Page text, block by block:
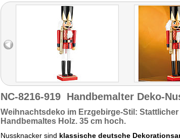
NC-8216-919 Handbemalter Deko-
Weihnachtsdeko im Erzgebirge-Stil:
Handbemaltes Holz. 35 cm hoch.
Nussknacker sind klassische deutsche